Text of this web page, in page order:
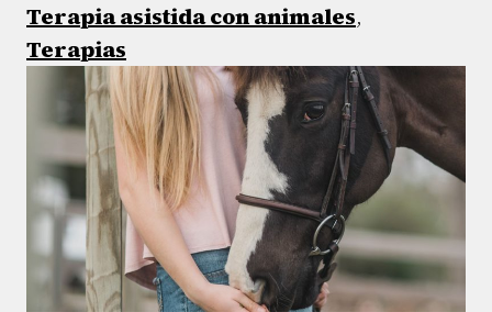
Terapia asistida con animales,
Terapias